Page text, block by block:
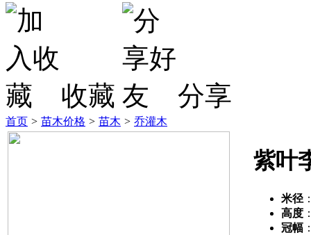
收藏 分享
首页 > 苗木价格 > 苗木 > 乔灌木
紫叶
米径
高度
冠幅